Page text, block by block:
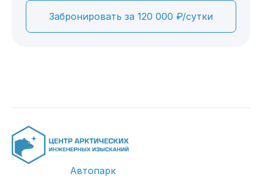
Забронировать за 120 000 ₽/сутки
Автопарк